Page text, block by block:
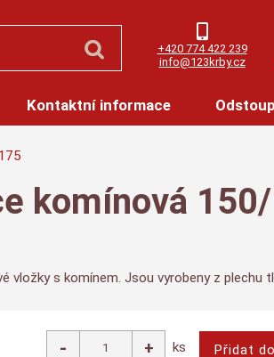
+420 774 422 239
info@123krby.cz
Kontaktní informace
komínová
vložky s komínem. Jsou vyrobeny z plechu
ks